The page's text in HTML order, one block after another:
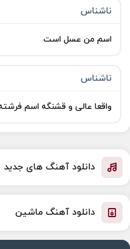
ناشناس
اسم من عسل است
ناشناس
واقعا عالی و قشنگه اسم
دانلود آهنگ های جدید
دانلود آهنگ ماشین